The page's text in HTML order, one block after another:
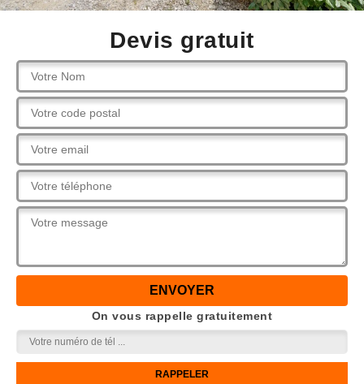
Devis gratuit
On vous rappelle gratuitement